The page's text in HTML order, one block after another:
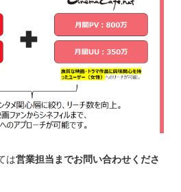
は営業担当までお問い合わせくださ